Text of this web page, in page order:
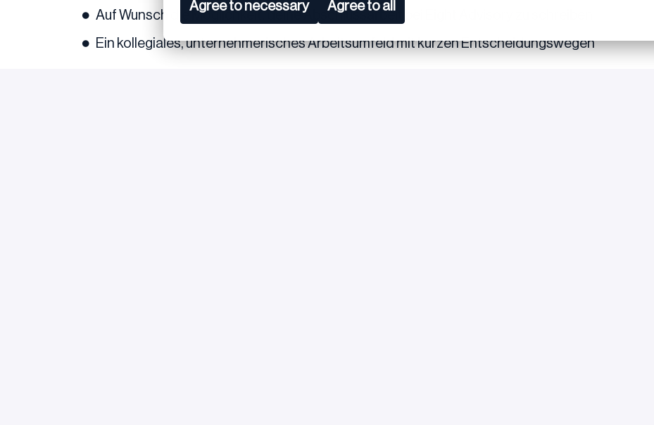
Agree to necessary Agree to all
Auf Wunsch die Möglichkeit, deine Abschlussarbeit bei Eight Advisory zu schreiben
Ein kollegiales, unternehmerisches Arbeitsumfeld mit kurzen Entscheidungswegen